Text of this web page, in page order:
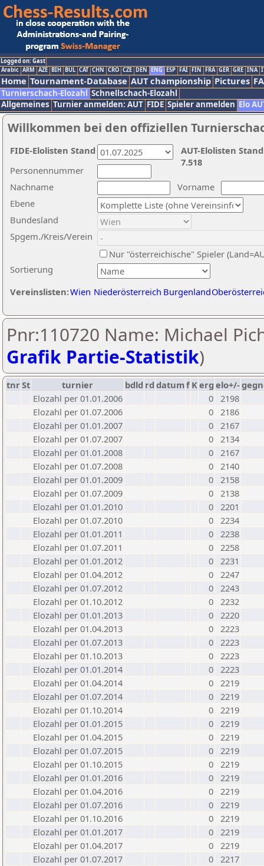
Logged on: Gast
Arabic ARM AZE BIH BUL CAT CHN CRO CZE DEN ENG ESP FAI FIN FRA GER GRE INA
Home Tournament-Database AUT championship Pictures
Turnierschach-Elozahl Schnellschach-Elozahl
Allgemeines Turnier anmelden: AUT FIDE Spieler anmelden Elo
Willkommen bei den offiziellen
Nachname
Vorname
Ebene
Sortierung
Personennummer
Bundesland
Spgem./Kreis/Verein
Nur "österreichische" Spieler
Vereinslisten:Wien Niederösterreich Burgenland
AUT-Elolisten
7.518
FIDE-Elolisten Stand
Pnr:110720 Name: Michael
Grafik Partie-Statistik)
tnrSt turnier bdld rd datumf Kerg elo+/-
Elozahl per 01.01.2006
0 2198
Elozahl per 01.07.2006
0 2186
Elozahl per 01.01.2007
0 2167
Elozahl per 01.07.2007
0 2134
Elozahl per 01.01.2008
0 2167
Elozahl per 01.07.2008
0 2140
Elozahl per 01.01.2009
0 2158
Elozahl per 01.07.2009
0 2138
Elozahl per 01.01.2010
0 2201
Elozahl per 01.07.2010
0 2234
Elozahl per 01.01.2011
0 2238
Elozahl per 01.07.2011
0 2258
Elozahl per 01.01.2012
0 2231
Elozahl per 01.04.2012
0 2247
Elozahl per 01.07.2012
0 2243
Elozahl per 01.10.2012
0 2232
Elozahl per 01.01.2013
0 2220
Elozahl per 01.04.2013
0 2223
Elozahl per 01.07.2013
0 2223
Elozahl per 01.10.2013
0 2223
Elozahl per 01.01.2014
0 2223
Elozahl per 01.04.2014
0 2219
Elozahl per 01.07.2014
0 2219
Elozahl per 01.10.2014
0 2219
Elozahl per 01.01.2015
0 2219
Elozahl per 01.04.2015
0 2219
Elozahl per 01.07.2015
0 2219
Elozahl per 01.10.2015
0 2219
Elozahl per 01.01.2016
0 2219
Elozahl per 01.04.2016
0 2219
Elozahl per 01.07.2016
0 2219
Elozahl per 01.10.2016
0 2219
Elozahl per 01.01.2017
0 2219
Elozahl per 01.04.2017
0 2219
Elozahl per 01.07.2017
0 2217